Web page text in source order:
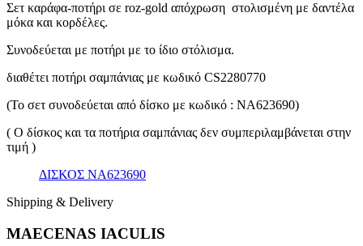
Σετ καράφα-ποτήρι σε roz-gold απόχρωση στολισμένη με δαντέλα
μόκα και κορδέλες.
Συνοδεύεται με ποτήρι με το ίδιο στόλισμα.
διαθέτει ποτήρι σαμπάνιας με κωδικό CS2280770
(Το σετ συνοδεύεται από δίσκο με κωδικό : NA623690)
( Ο δίσκος και τα ποτήρια σαμπάνιας δεν συμπεριλαμβάνεται στην
τιμή )
ΔΙΣΚΟΣ NA623690
Shipping & Delivery
MAECENAS IACULIS